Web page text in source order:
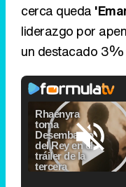
cerca queda
liderazgo por
un destacado
Video
Player
is
loading.
Pause
Seek
back
forward
Loaded:
0.00%